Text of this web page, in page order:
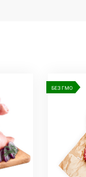
БЕЗ ГМО